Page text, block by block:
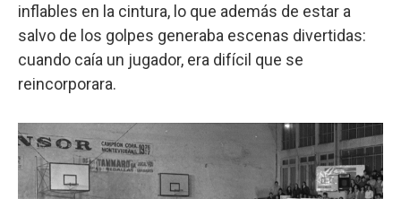
inflables en la cintura, lo que además de estar a
salvo de los golpes generaba escenas divertidas:
cuando caía un jugador, era difícil que se
reincorporara.